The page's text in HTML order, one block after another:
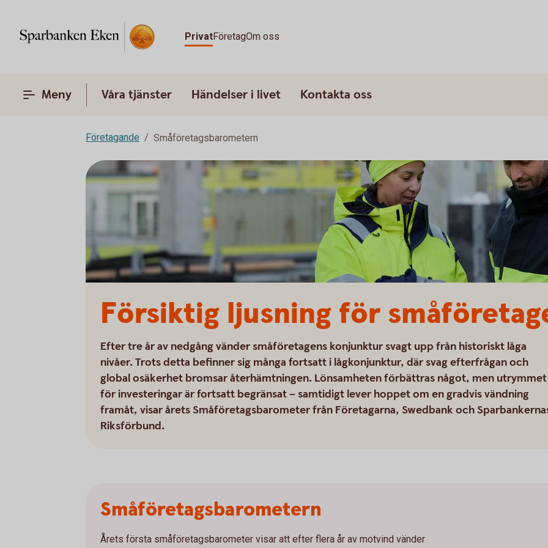
PrivatFöretagOm oss
Meny Våra tjänster Händelser i livet Kontakta oss
Företagande Småföretagsbarometern
Försiktig ljusning för
Efter tre år av nedgång vänder småföretagens konjunktur svagt upp från historiskt låga
nivåer. Trots detta befinner sig många fortsatt i lågkonjunktur, där svag efterfrågan och
global osäkerhet bromsar återhämtningen. Lönsamheten förbättras något, men utrymmet
för investeringar är fortsatt begränsat – samtidigt lever hoppet om en gradvis vändning
framåt, visar årets Småföretagsbarometer från Företagarna, Swedbank och
Riksförbund.
Småföretagsbarometern
Årets första småföretagsbarometer visar att efter flera år av motvind vänder